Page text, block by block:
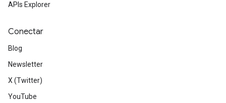
APIs Explorer
Conectar
Blog
Newsletter
X (Twitter)
YouTube